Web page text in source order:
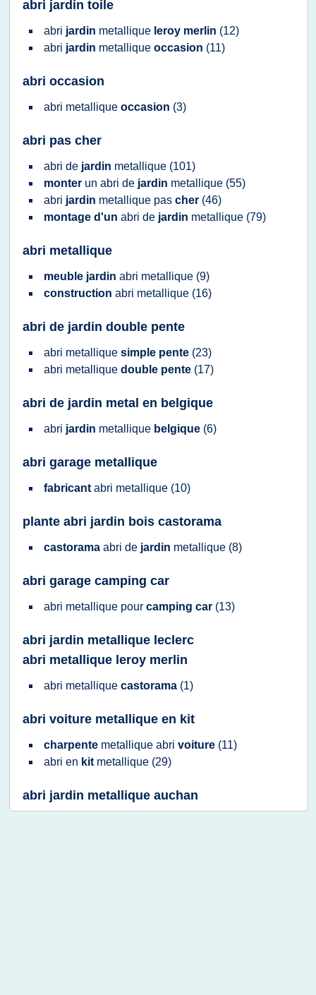
abri jardin toile
abri jardin metallique leroy merlin (12)
abri jardin metallique occasion (11)
abri occasion
abri metallique occasion (3)
abri pas cher
abri de jardin metallique (101)
monter un abri de jardin metallique (55)
abri jardin metallique pas cher (46)
montage d'un abri de jardin metallique (79)
abri metallique
meuble jardin abri metallique (9)
construction abri metallique (16)
abri de jardin double pente
abri metallique simple pente (23)
abri metallique double pente (17)
abri de jardin metal en belgique
abri jardin metallique belgique (6)
abri garage metallique
fabricant abri metallique (10)
plante abri jardin bois castorama
castorama abri de jardin metallique (8)
abri garage camping car
abri metallique pour camping car (13)
abri jardin metallique leclerc
abri metallique leroy merlin
abri metallique castorama (1)
abri voiture metallique en kit
charpente metallique abri voiture (11)
abri en kit metallique (29)
abri jardin metallique auchan